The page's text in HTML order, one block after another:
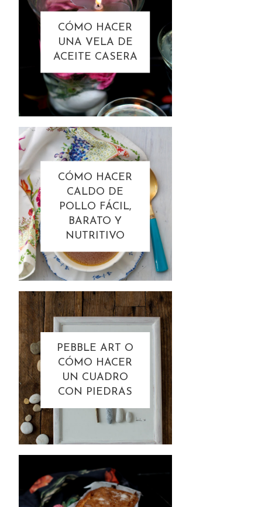
CÓMO HACER
UNA VELA DE
ACEITE CASERA
CÓMO HACER
CALDO DE
POLLO FÁCIL,
BARATO Y
NUTRITIVO
PEBBLE ART O
CÓMO HACER
UN CUADRO
CON PIEDRAS